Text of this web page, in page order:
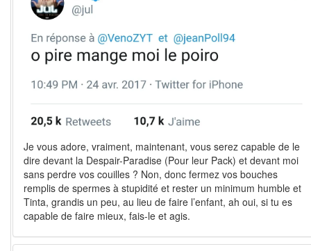
Je vous adore, vraiment, maintenant, vous serez capable de le
dire devant la Despair-Paradise (Pour leur Pack) et devant moi
sans perdre vos couilles ? Non, donc fermez vos bouches
remplis de spermes à stupidité et rester un minimum humble et
Tinta, grandis un peu, au lieu de faire l’enfant, ah oui, si tu es
capable de faire mieux, fais-le et agis.